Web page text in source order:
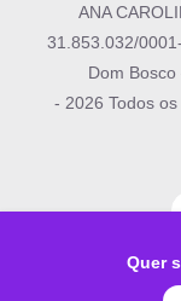
Quer
ANA
31.853.032/
Dom
- 2026 Todos